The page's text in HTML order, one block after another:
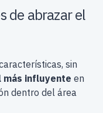
de abrazar el
sin
más influyente en
dentro del área